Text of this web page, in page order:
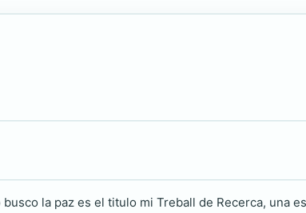
la paz es el titulo mi Treball de Recerca, una